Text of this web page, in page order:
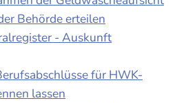
Behörde erteilen
- Auskunft
für HWK-
lassen